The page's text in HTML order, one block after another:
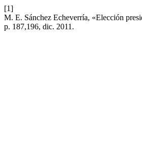
[1]
M. E. Sánchez Echeverría, «Elección
p. 187,196, dic. 2011.